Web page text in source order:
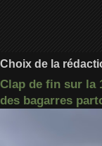
Choix de la
Clap de fin sur la
des bagarres